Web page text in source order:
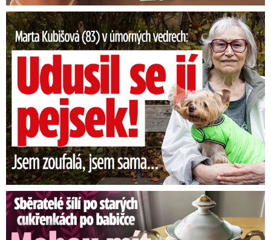
Marta Kubišová (83) v úmorných vedrech: Udusil se jí pejsek!
Sběratelé šílí po cukřenkách po babičce: Statisícová hodnota